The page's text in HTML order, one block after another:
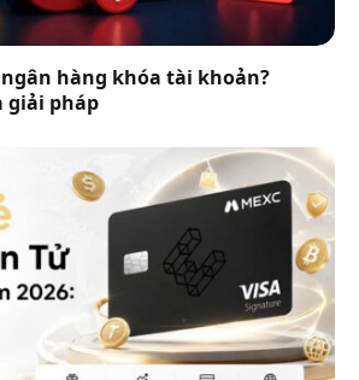
ngân hàng khóa tài khoản?
giải pháp